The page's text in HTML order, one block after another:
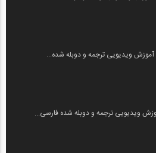
ویدیویی ترجمه و دوبله شده فارسی...